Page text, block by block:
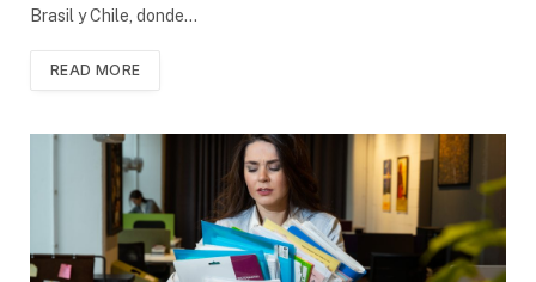
Brasil y Chile, donde…
READ MORE